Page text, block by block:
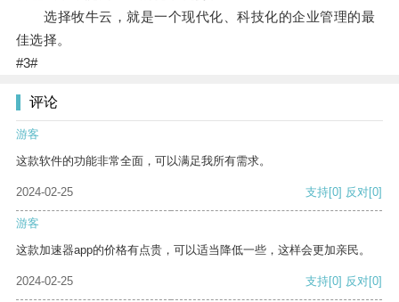
选择牧牛云，就是一个现代化、科技化的企业管理的最
佳选择。
#3#
评论
游客
这款软件的功能非常全面，可以满足我所有需求。
2024-02-25 支持[0] 反对[0]
游客
这款加速器app的价格有点贵，可以适当降低一些，这样会更加亲民。
2024-02-25 支持[0] 反对[0]